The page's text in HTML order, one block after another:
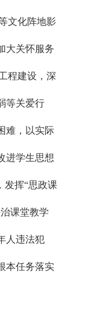
文化阵地影
大关怀服务
程建设，深
等关爱行
难，以实际
进学生思想
发挥“思政课
课堂教学
人违法犯
本任务落实